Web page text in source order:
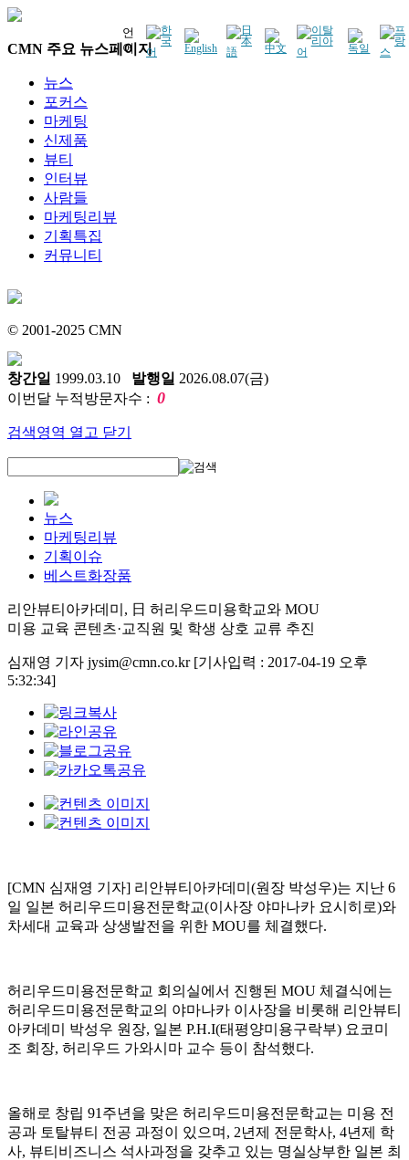
언
어
CMN 주요 뉴스페이지
뉴스
포커스
마케팅
신제품
뷰티
인터뷰
사람들
마케팅리뷰
기획특집
커뮤니티
© 2001-2025 CMN
창간일 1999.03.10 발행일 2026.08.07(금)
이번달 누적방문자수 : 0
검색영역 열고 닫기
뉴스
마케팅리뷰
기획이슈
베스트화장품
리안뷰티아카데미, 日 허리우드미용학교와 MOU
미용 교육 콘텐츠·교직원 및 학생 상호 교류 추진
심재영 기자 jysim@cmn.co.kr [기사입력 : 2017-04-19 오후
5:32:34]
[CMN 심재영 기자] 리안뷰티아카데미(원장 박성우)는 지난 6
일 일본 허리우드미용전문학교(이사장 야마나카 요시히로)와
차세대 교육과 상생발전을 위한 MOU를 체결했다.
허리우드미용전문학교 회의실에서 진행된 MOU 체결식에는
허리우드미용전문학교의 야마나카 이사장을 비롯해 리안뷰티
아카데미 박성우 원장, 일본 P.H.I(태평양미용구락부) 요코미
조 회장, 허리우드 가와시마 교수 등이 참석했다.
올해로 창립 91주년을 맞은 허리우드미용전문학교는 미용 전
공과 토탈뷰티 전공 과정이 있으며, 2년제 전문학사, 4년제 학
사, 뷰티비즈니스 석사과정을 갖추고 있는 명실상부한 일본 최